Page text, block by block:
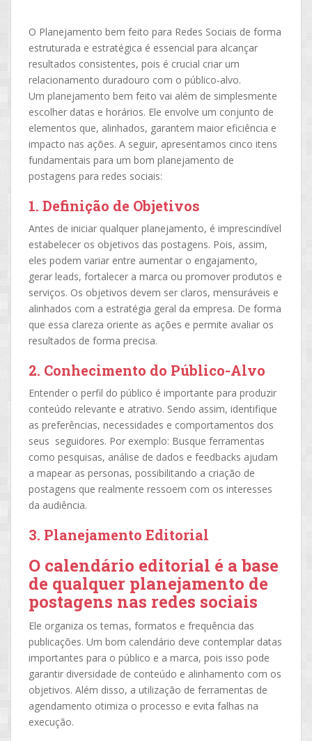
O Planejamento bem feito para Redes Sociais de forma
estruturada e estratégica é essencial para alcançar
resultados consistentes, pois é crucial criar um
relacionamento duradouro com o público-alvo.
Um planejamento bem feito vai além de simplesmente
escolher datas e horários. Ele envolve um conjunto de
elementos que, alinhados, garantem maior eficiência e
impacto nas ações. A seguir, apresentamos cinco itens
fundamentais para um bom planejamento de
postagens para redes sociais:
1. Definição de Objetivos
Antes de iniciar qualquer planejamento, é imprescindível
estabelecer os objetivos das postagens. Pois, assim,
eles podem variar entre aumentar o engajamento,
gerar leads, fortalecer a marca ou promover produtos e
serviços. Os objetivos devem ser claros, mensuráveis e
alinhados com a estratégia geral da empresa. De forma
que essa clareza oriente as ações e permite avaliar os
resultados de forma precisa.
2. Conhecimento do Público-Alvo
Entender o perfil do público é importante para produzir
conteúdo relevante e atrativo. Sendo assim, identifique
as preferências, necessidades e comportamentos dos
seus seguidores. Por exemplo: Busque ferramentas
como pesquisas, análise de dados e feedbacks ajudam
a mapear as personas, possibilitando a criação de
postagens que realmente ressoem com os interesses
da audiência.
3. Planejamento Editorial
O calendário editorial é a base
de qualquer planejamento de
postagens nas redes sociais
Ele organiza os temas, formatos e frequência das
publicações. Um bom calendário deve contemplar datas
importantes para o público e a marca, pois isso pode
garantir diversidade de conteúdo e alinhamento com os
objetivos. Além disso, a utilização de ferramentas de
agendamento otimiza o processo e evita falhas na
execução.